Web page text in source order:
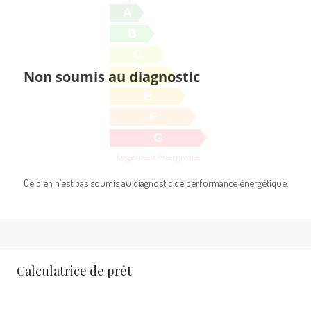
D
E
G
Logement énergivore
Non soumis au diagnostic
Ce bien n’est pas soumis au diagnostic de performance énergétique.
Calculatrice de prêt